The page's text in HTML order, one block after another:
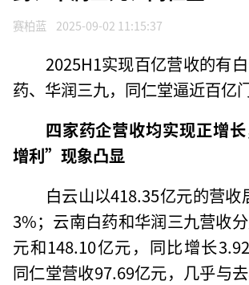
赛柏蓝 2025-09-02 11:15:37
2025H1实现百亿营收的有
药、华润三九，同仁堂逼近百亿门
四家药企营收均实现正增
增利”现象凸显
白云山以418.35亿元的营
3%；云南白药和华润三九营收
元和148.10亿元，同比增长
同仁堂营收97.69亿元，几乎与去